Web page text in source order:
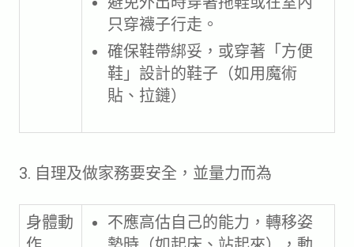
只穿襪子行走。
確保鞋帶綁妥，或穿著「方便
鞋」設計的鞋子（如用魔術
貼、拉鏈）
3. 自理及做家務要安全，並量力而為
身體動
不應高估自己的能力，轉移姿